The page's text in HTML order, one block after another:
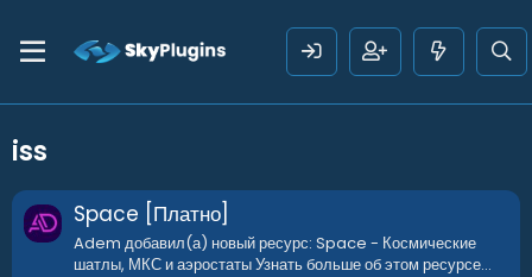
iss
Space [Платно]
Adem добавил(а) новый ресурс: Space - Космические
шатлы, МКС и аэростаты Узнать больше об этом ресурсе...